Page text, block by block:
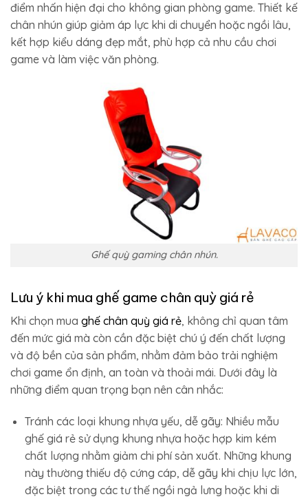
điểm nhấn hiện đại cho không gian phòng game. Thiết kế
chân nhún giúp giảm áp lực khi di chuyển hoặc ngồi lâu,
kết hợp kiểu dáng đẹp mắt, phù hợp cả nhu cầu chơi
game và làm việc văn phòng.
Ghế quỳ gaming chân nhún.
Lưu ý khi mua ghế game chân quỳ giá rẻ
Khi chọn mua ghế chân quỳ giá rẻ, không chỉ quan tâm
đến mức giá mà còn cần đặc biệt chú ý đến chất lượng
và độ bền của sản phẩm, nhằm đảm bảo trải nghiệm
chơi game ổn định, an toàn và thoải mái. Dưới đây là
những điểm quan trọng bạn nên cân nhắc:
Tránh các loại khung nhựa yếu, dễ gãy: Nhiều mẫu
ghế giá rẻ sử dụng khung nhựa hoặc hợp kim kém
chất lượng nhằm giảm chi phí sản xuất. Những khung
này thường thiếu độ cứng cáp, dễ gãy khi chịu lực lớn,
đặc biệt trong các tư thế ngồi ngả lưng hoặc khi di